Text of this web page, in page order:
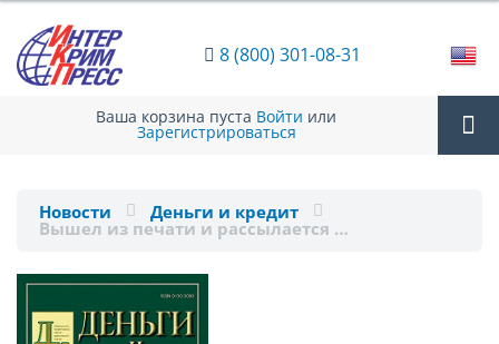
8 (800) 301-08-31
Ваша корзина пуста Войти или
Зарегистрироваться
Новости Деньги и кредит
Вышел из печати и рассылается …